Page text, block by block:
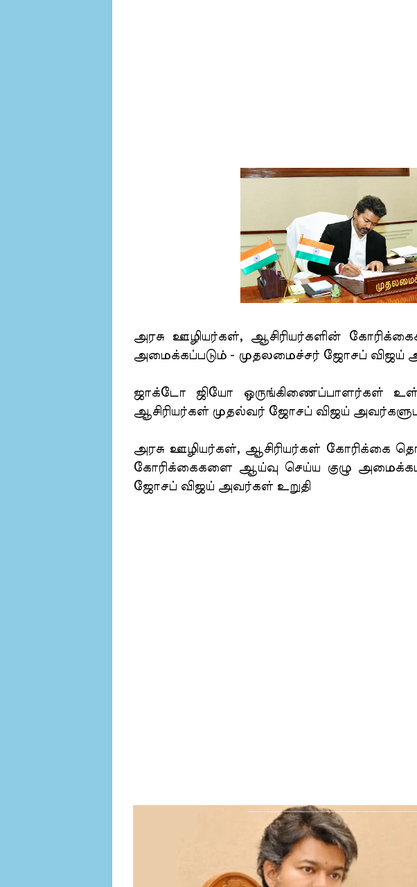
அரசு ஊழியர்கள், ஆசிரியர்களின்
அமைக்கப்படும் - முதலமைச்சர் ஜோசப் விஜய்
ஜாக்டோ ஜியோ ஒருங்கிணைப்பாளர்கள்
ஆசிரியர்கள் முதல்வர் ஜோசப் விஜய்
அரசு ஊழியர்கள், ஆசிரியர்கள் கோரிக்கை
கோரிக்கைகளை ஆய்வு செய்ய குழு
ஜோசப் விஜய் அவர்கள் உறுதி